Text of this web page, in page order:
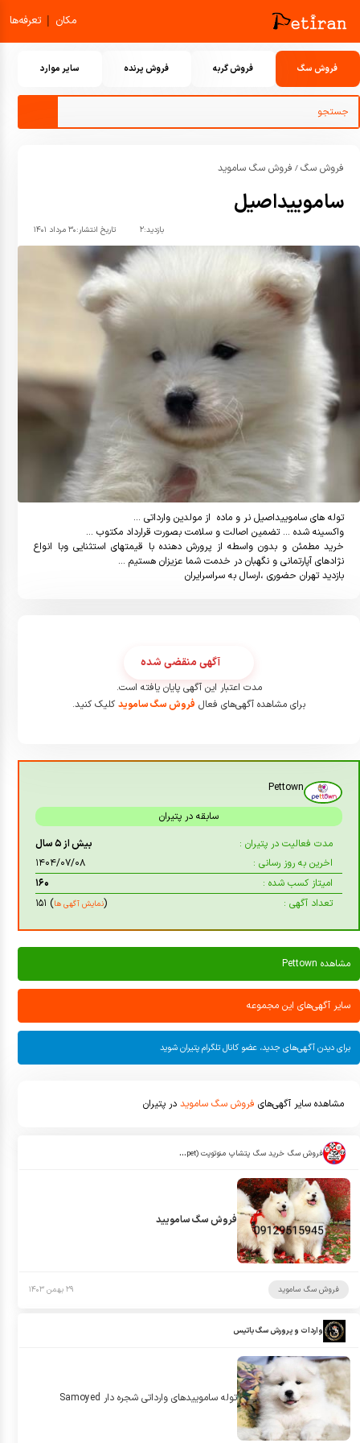
مکان | تعرفه‌ها
فروش سگ فروش گربه فروش پرنده سایر موارد
فروش سگ / فروش سگ ساموید
ساموییداصیل
تاریخ انتشار:۳۰ مرداد ۱۴۰۱ بازدید:۲
خرید مطمئن و بدون واسطه از پرورش دهنده با قیمتهای استثنایی وبا انواع
بازدید تهران حضوری ،ارسال به سراسرایران
آگهی منقضی شده
مدت اعتبار این آگهی پایان یافته است.
برای مشاهده آگهی‌های فعال فروش سگ سامویدکلیک کنید.
Pettown
سابقه در پتیران
مدت فعالیت در پتیران :
بیش از ۵ سال
اخرین به روز رسانی :
۱۴۰۴/۰۷/۰۸
امیتاز کسب شده :
۱۶۰
تعداد آگهی :
(نمایش آگهی ها) ۱۵۱
مشاهده Pettown
سایر آگهی‌های این مجموعه
برای دیدن آگهی‌های جدید، عضو کانال تلگرام پتیران شوید
مشاهده سایر آگهی‌های فروش سگ ساموید در پتیران
فروش سگ خرید سگ پتشاپ منوتوپت (manotopet)
فروش سگ سامویید
فروش سگ ساموید ۲۹ بهمن ۱۴۰۳
واردات و پرورش سگ باتیس
توله ساموييدهاى وارداتى شجره دار Samoyed